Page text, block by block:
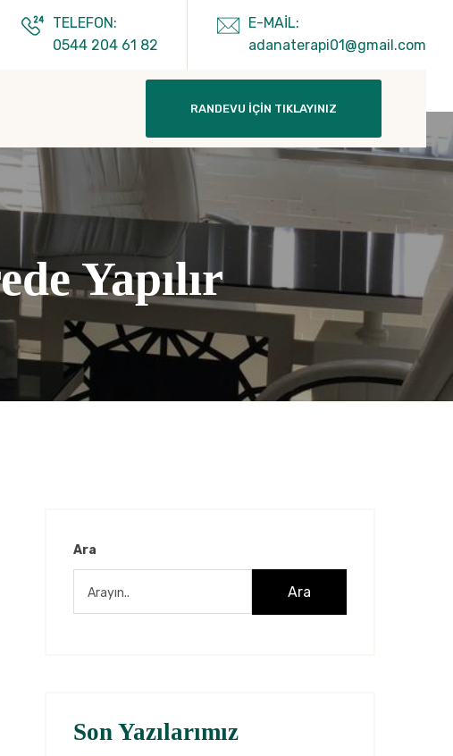
TELEFON:
0544 204 61 82
E-MAIL:
adanaterapi01@gmail.com
RANDEVU İÇIN TIKLAYINIZ
Yapılır
Ara
Ara
Son Yazılarımız